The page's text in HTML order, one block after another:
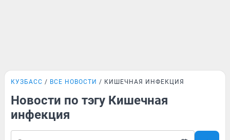
КУЗБАСС ВСЕ НОВОСТИ КИШЕЧНАЯ ИНФЕКЦИЯ
Новости по тэгу Кишечная
инфекция